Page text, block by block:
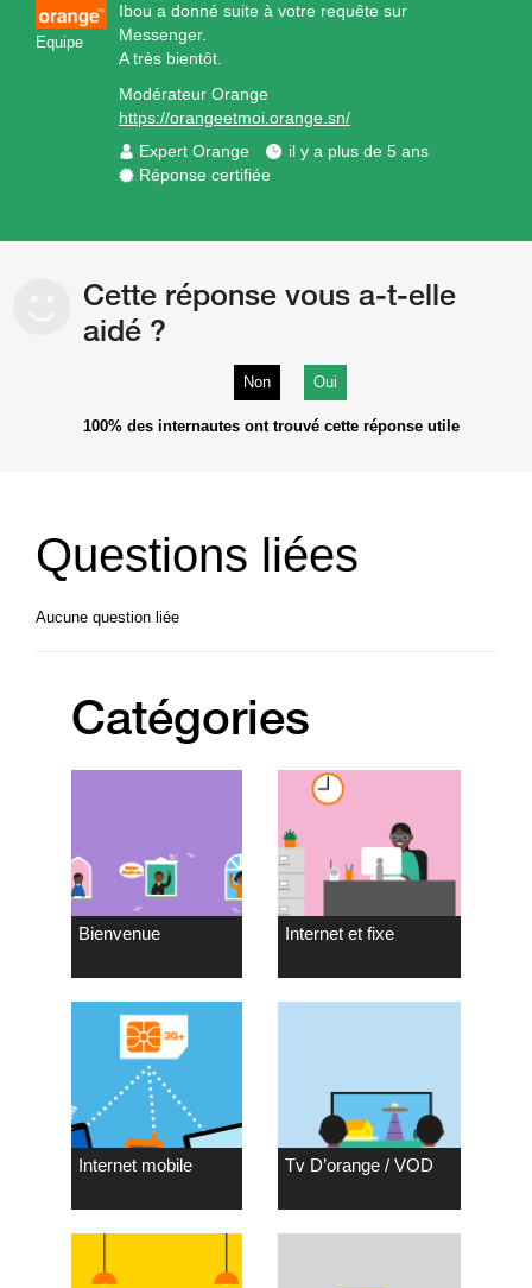
Equipe
Ibou a donné suite à votre requête sur
Messenger.
A très bientôt.
Modérateur Orange
https://orangeetmoi.orange.sn/
Expert Orange
il y a plus de 5 ans
Réponse certifiée
Cette réponse vous a-t-elle
aidé ?
Non Oui
100% des internautes ont trouvé cette réponse utile
Questions liées
Aucune question liée
Catégories
Bienvenue Internet et fixe
Internet mobile Tv D’orange / VOD